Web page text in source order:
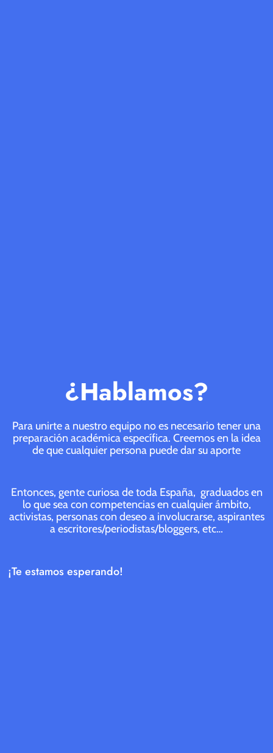
¿Hablamos?
Para unirte a nuestro equipo no es necesario tener una
preparación académica específica. Creemos en la idea
de que cualquier persona puede dar su aporte
Entonces, gente curiosa de toda España, graduados en
lo que sea con competencias en cualquier ámbito,
activistas, personas con deseo a involucrarse, aspirantes
a escritores/periodistas/bloggers, etc…
¡Te estamos esperando!